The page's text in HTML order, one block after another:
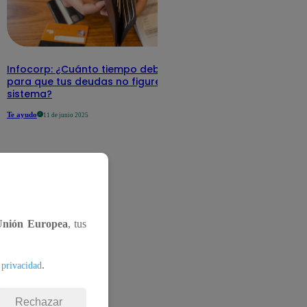
Infocorp: ¿Cuánto tiempo debe pasar
para que tus deudas no figuren en su
sistema?
Te ayudo 11 de junio 2025
Europea, tus
.
Rechazar